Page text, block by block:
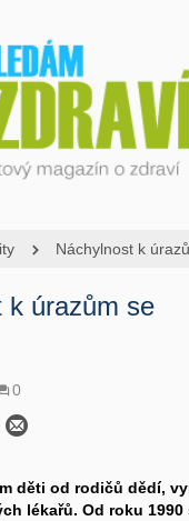
Náchylnost k
k úrazům se
0
děti od rodičů dědí,
lékařů. Od roku